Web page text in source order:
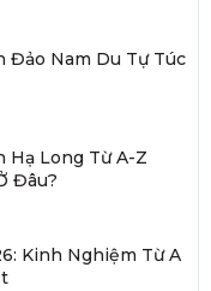
Đảo Nam Du Tự Túc
Hạ Long Từ A-Z
Đâu?
Kinh Nghiệm Từ A